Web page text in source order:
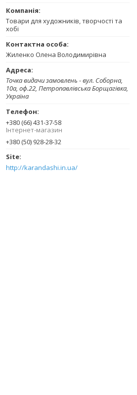
Товари для художників, творчості та
хобі
Жиленко Олена Володимирівна
Точка видачи замовлень - вул. Соборна,
10а, оф.22, Петропавлівська Борщагівка,
Україна
+380 (66) 431-37-58
Інтернет-магазин
+380 (50) 928-28-32
http://karandashi.in.ua/